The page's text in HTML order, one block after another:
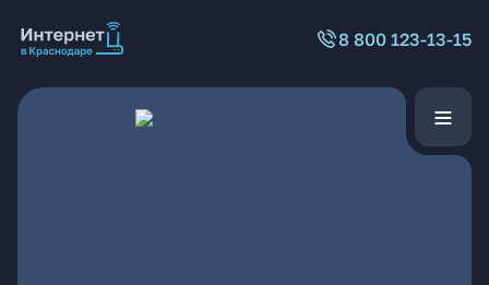
8 800 123-13-15